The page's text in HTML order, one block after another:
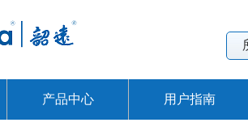
产品中心 用户指南